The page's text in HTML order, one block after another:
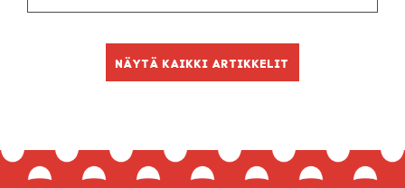
Näytä kaikki artikkelit